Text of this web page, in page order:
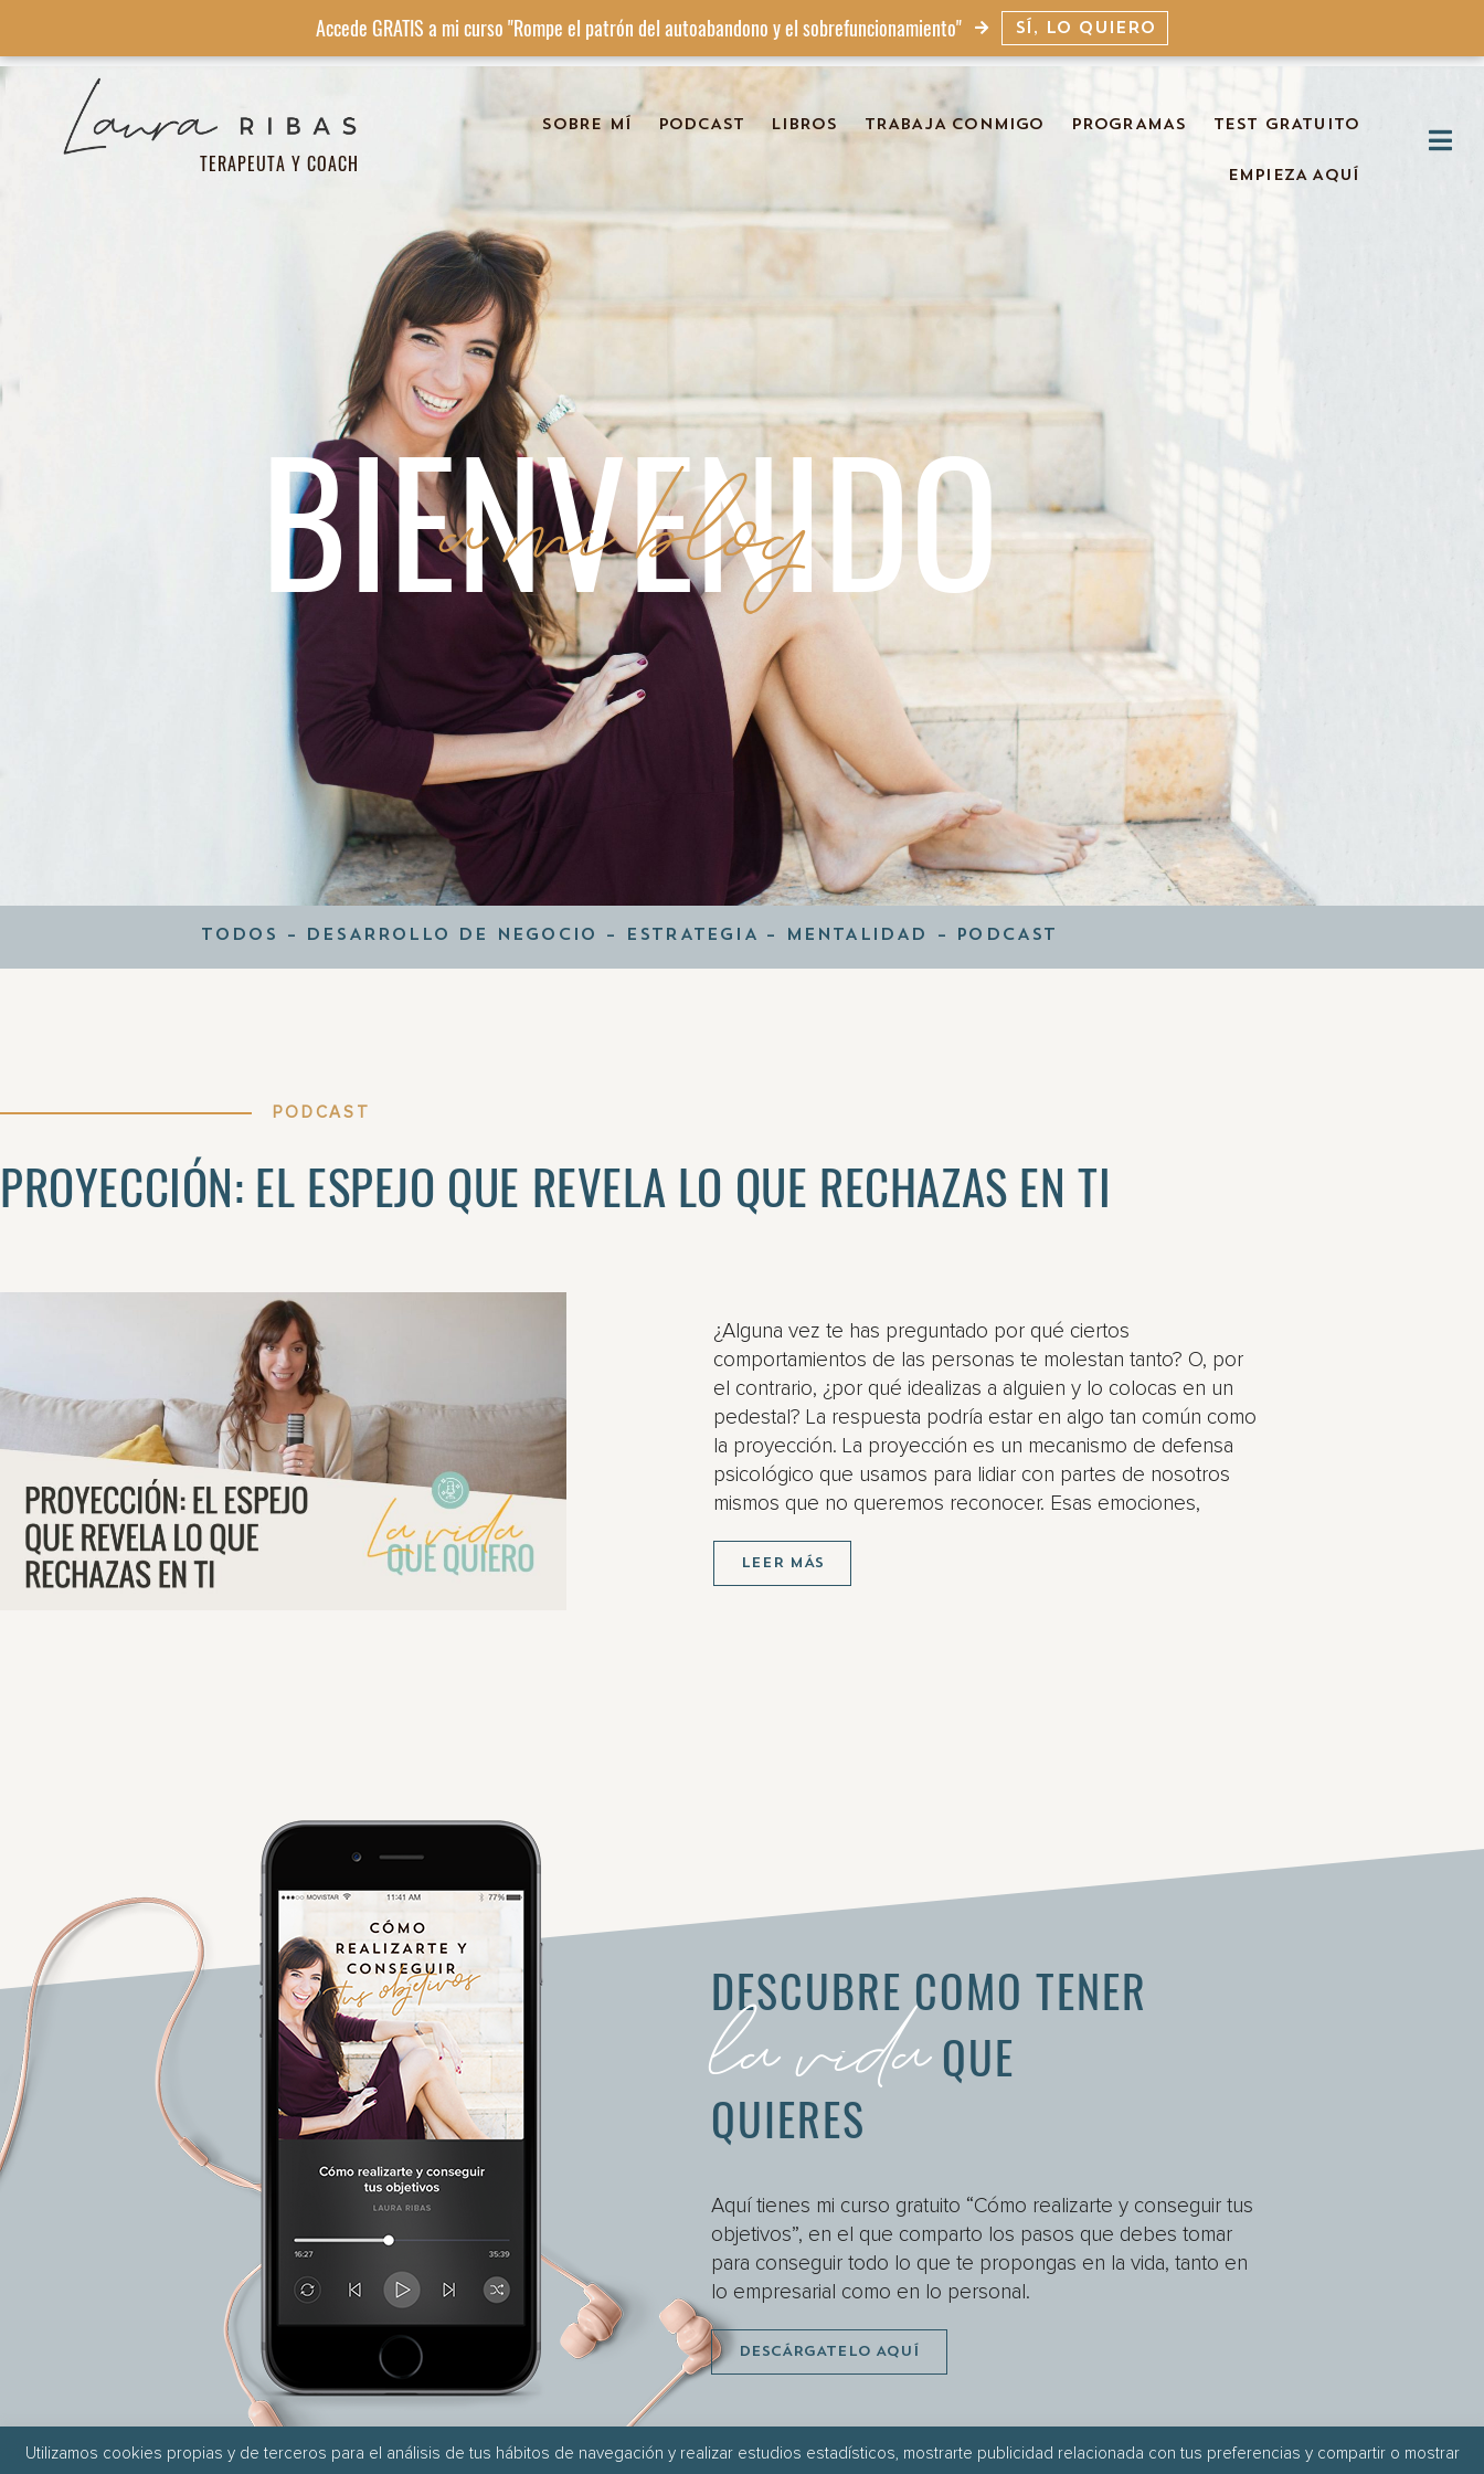
Accede GRATIS a mi curso "Rompe el patrón del autoabandono y el sobrefuncionamiento" SÍ, LO QUIERO
TERAPEUTA Y COACH
SOBRE MÍ PODCAST LIBROS TRABAJA CONMIGO PROGRAMAS TEST GRATUITO
EMPIEZA AQUÍ
BIENVENIDO
a mi blog
TODOS – DESARROLLO DE NEGOCIO – ESTRATEGIA – MENTALIDAD – PODCAST
PODCAST
PROYECCIÓN: EL ESPEJO QUE REVELA LO QUE RECHAZAS EN TI
¿Alguna vez te has preguntado por qué ciertos
comportamientos de las personas te molestan tanto? O, por
el contrario, ¿por qué idealizas a alguien y lo colocas en un
pedestal? La respuesta podría estar en algo tan común como
la proyección. La proyección es un mecanismo de defensa
psicológico que usamos para lidiar con partes de nosotros
mismos que no queremos reconocer. Esas emociones,
LEER MÁS
DESCUBRE COMO TENER
la vidaQUE
QUIERES
Aquí tienes mi curso gratuito “Cómo realizarte y conseguir tus
objetivos”, en el que comparto los pasos que debes tomar
para conseguir todo lo que te propongas en la vida, tanto en
lo empresarial como en lo personal.
DESCÁRGATELO AQUÍ
Utilizamos cookies propias y de terceros para el análisis de tus hábitos de navegación y realizar estudios estadísticos, mostrarte publicidad relacionada con tus preferencias y compartir o mostrar